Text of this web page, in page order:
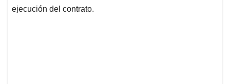
ejecución del contrato.